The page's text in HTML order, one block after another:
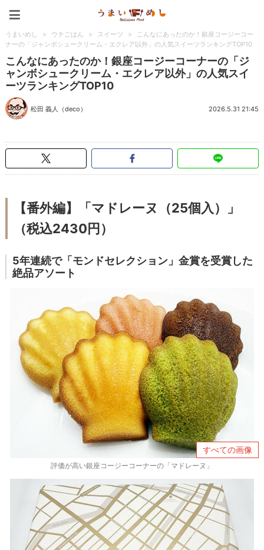
うまいめし > ウチごはん > スイーツ >
こんなにあったのか！銀座コージーコー
ナーの「ジャンボシュークリーム・エクレア以外」の人気スイーツランキングTOP10
こんなにあったのか！銀座コージーコーナーの「ジ
ャンボシュークリーム・エクレア以外」の人気スイ
ーツランキングTOP10
松田 義人（deco） 2026.5.31 21:45
【番外編】「マドレーヌ（25個入）」
（税込2430円）
5年連続で「モンドセレクション」金賞を受賞した
絶品アソート
すべての画像
評価が高い銀座コージーコーナーの「マドレーヌ」